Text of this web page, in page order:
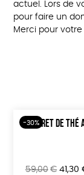
actuel. Lors de
pour faire un
Merci pour
-30%
COFFRET DE THÉ
59,00 € Le
41,30